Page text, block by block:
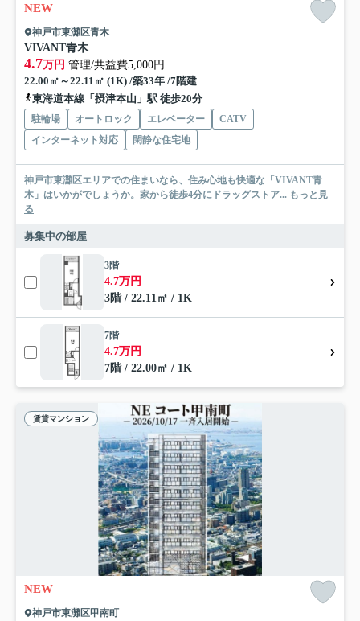
NEW
神戸市東灘区青木
VIVANT青木
4.7万円 管理/共益費5,000円
22.00㎡～22.11㎡ (1K) /築33年 /7階建
東海道本線「摂津本山」駅 徒歩20分
駐輪場 オートロック エレベーター
CATV
インターネット対応
閑静な住宅地
神戸市東灘区エリアでの住まいなら、住み心地も快適な「VIVANT青
木」はいかがでしょうか。家から徒歩4分にドラッグストア... もっと見
る
募集中の部屋
3階
4.7万円
3階 / 22.11㎡ / 1K
7階
4.7万円
7階 / 22.00㎡ / 1K
賃貸マンション
NEW
神戸市東灘区甲南町